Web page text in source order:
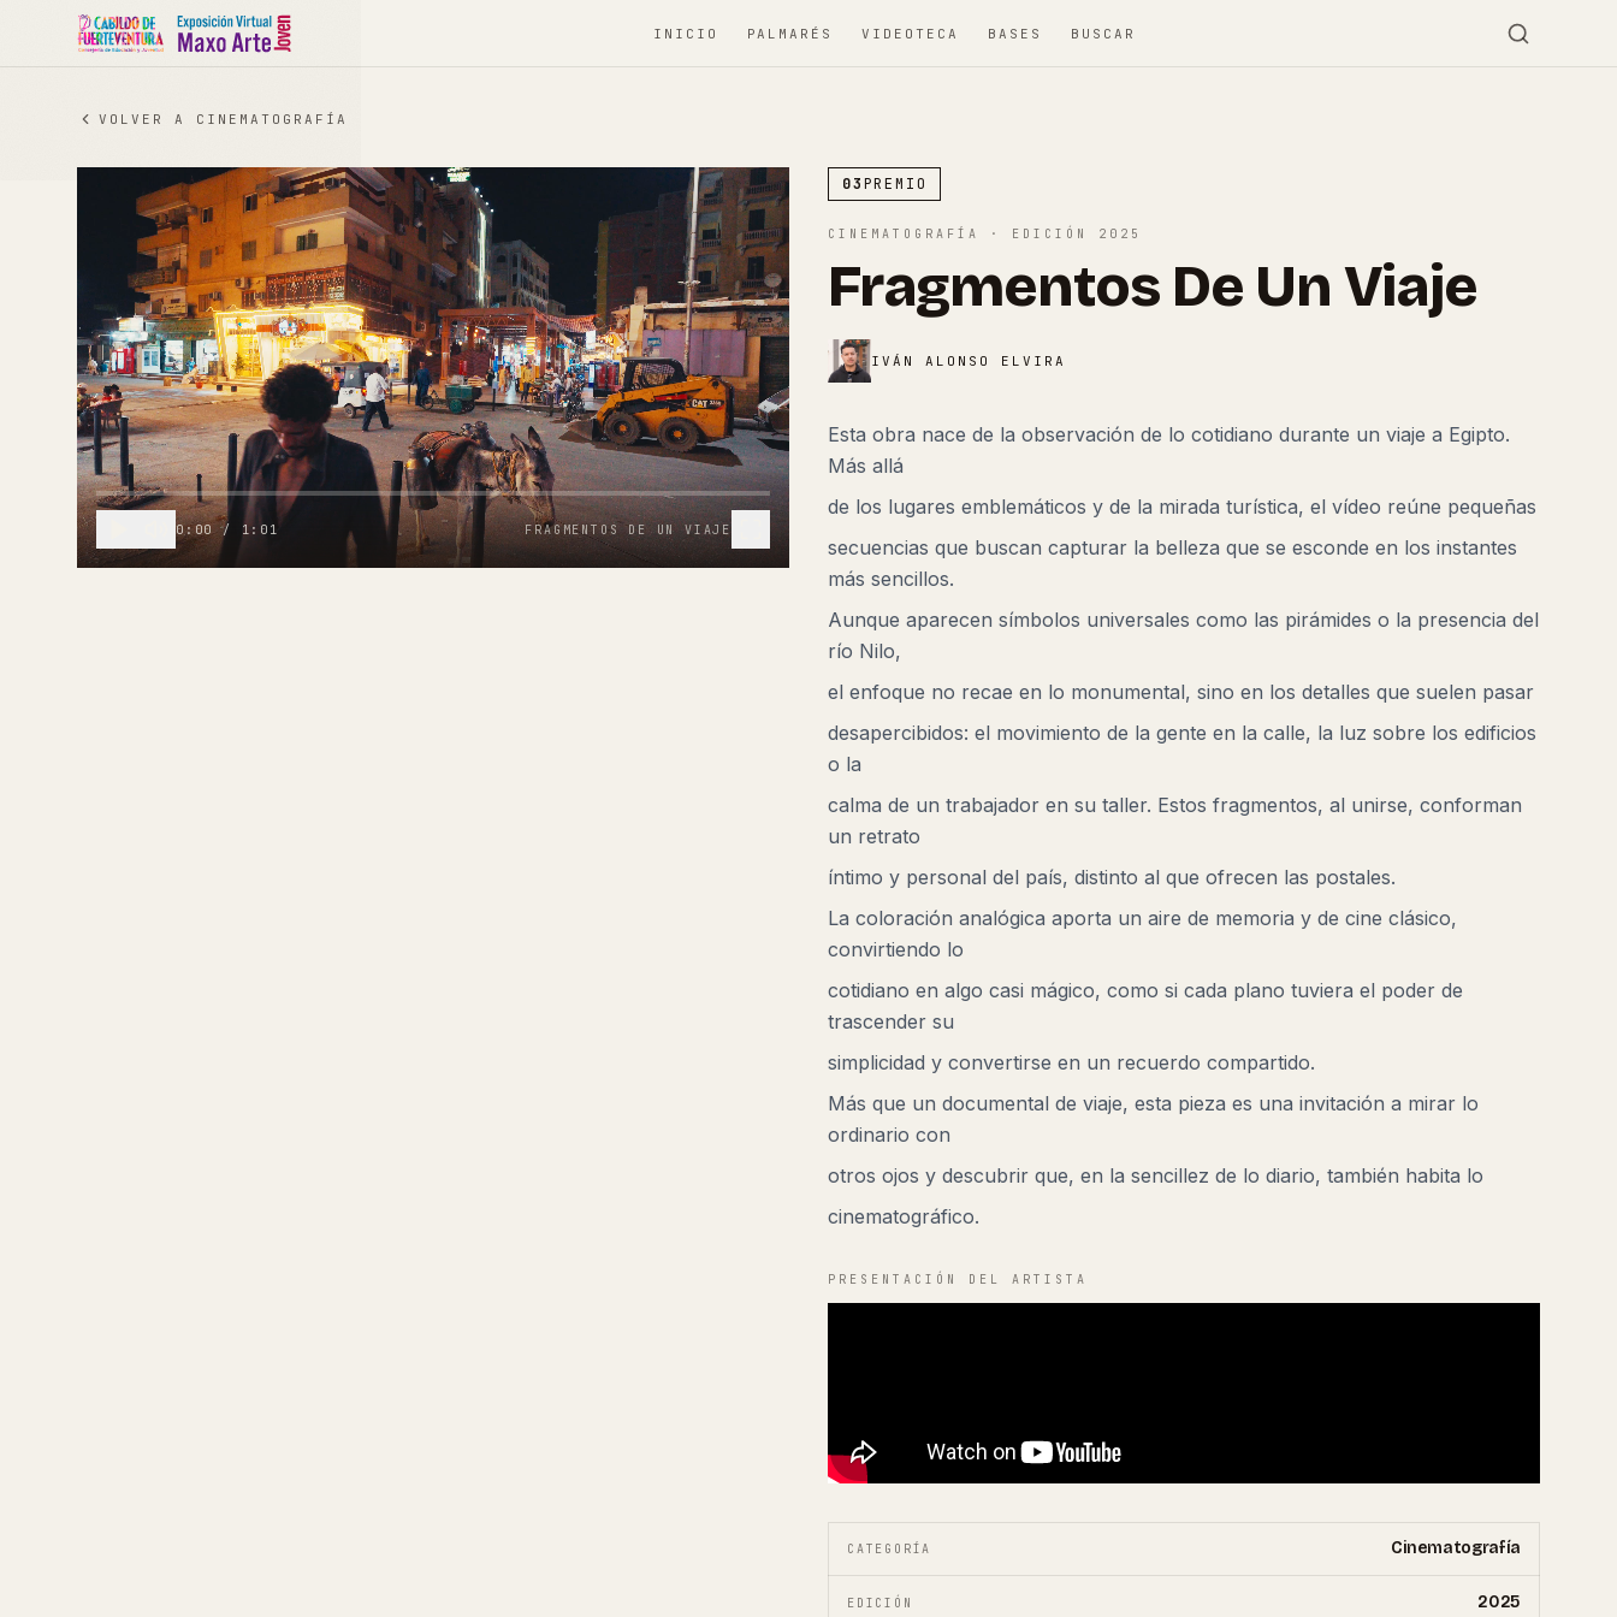
INICIO PALMARÉS VIDEOTECA BASES BUSCAR
VOLVER A CINEMATOGRAFÍA
0:00 / 1:01 FRAGMENTOS DE UN VIAJE
03PREMIO
CINEMATOGRAFÍA · EDICIÓN 2025
Fragmentos De Un Viaje
IVÁN ALONSO ELVIRA
Esta obra nace de la observación de lo cotidiano durante un viaje a Egipto.
Más allá
de los lugares emblemáticos y de la mirada turística, el vídeo reúne pequeñas
secuencias que buscan capturar la belleza que se esconde en los instantes
más sencillos.
Aunque aparecen símbolos universales como las pirámides o la presencia del
río Nilo,
el enfoque no recae en lo monumental, sino en los detalles que suelen pasar
desapercibidos: el movimiento de la gente en la calle, la luz sobre los edificios
o la
calma de un trabajador en su taller. Estos fragmentos, al unirse, conforman
un retrato
íntimo y personal del país, distinto al que ofrecen las postales.
La coloración analógica aporta un aire de memoria y de cine clásico,
convirtiendo lo
cotidiano en algo casi mágico, como si cada plano tuviera el poder de
trascender su
simplicidad y convertirse en un recuerdo compartido.
Más que un documental de viaje, esta pieza es una invitación a mirar lo
ordinario con
otros ojos y descubrir que, en la sencillez de lo diario, también habita lo
cinematográfico.
PRESENTACIÓN DEL ARTISTA
CATEGORÍA Cinematografía
EDICIÓN 2025